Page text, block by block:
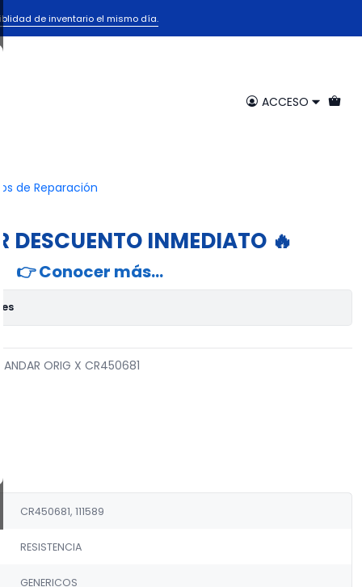
ACCESO
de Reparación
de inventario el mismo día.
PRESTO
X CR450681
DESCUENTO INMEDIATO 🔥
👉 Conocer más…
ORIG X CR450681
CR450681, 111589
RESISTENCIA
GENERICOS